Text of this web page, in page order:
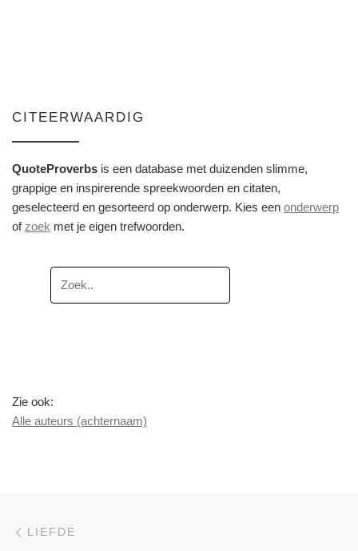
CITEERWAARDIG
QuoteProverbs is een database met duizenden slimme,
grappige en inspirerende spreekwoorden en citaten,
geselecteerd en gesorteerd op onderwerp. Kies een onderwerp
of zoek met je eigen trefwoorden.
Zie ook:
Alle auteurs (achternaam)
Berichtnavigatie
LIEFDE